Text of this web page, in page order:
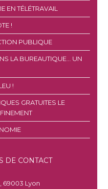
EN TÉLÉTRAVAIL
!
PUBLIQUE
LA BUREAUTIQUE… UN
!
GRATUITES LE
DE CONTACT
69003 Lyon